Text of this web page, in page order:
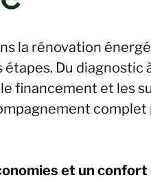
la rénovation
Du diagnostic
financement et les
et un